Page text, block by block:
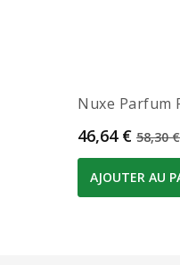
Nuxe Parfum
Prix
46,64 € Prix
58,30 €
AJOUTER AU